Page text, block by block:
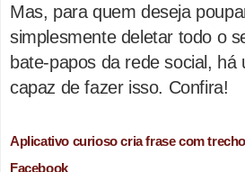
Mas, para quem deseja
simplesmente deletar todo o
bate-papos da rede social, há
capaz de fazer isso. Confira!
Aplicativo curioso cria frase com
Facebook